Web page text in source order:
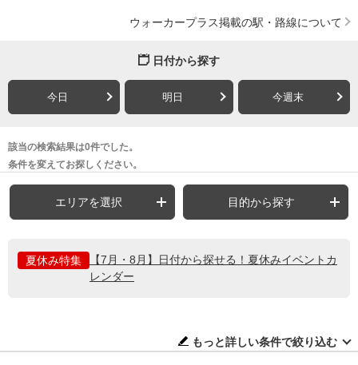
ウォーカープラス掲載の駅・路線について
日付から探す
今日 明日 今週末
該当の検索結果は0件でした。
条件を変えてお探しください。
エリアを選択 目的から探す
夏休み特集
【7月・8月】日付から探せる！夏休みイベントカ
レンダー
もっと詳しい条件で絞り込む